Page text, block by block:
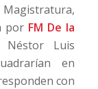
por FM De la
Néstor Luis
en
con